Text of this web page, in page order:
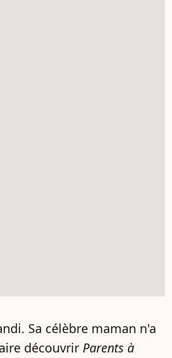
Sa célèbre maman n'a
découvrir Parents à